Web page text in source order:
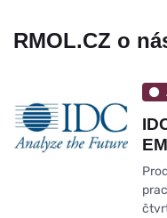
RMOL.CZ o